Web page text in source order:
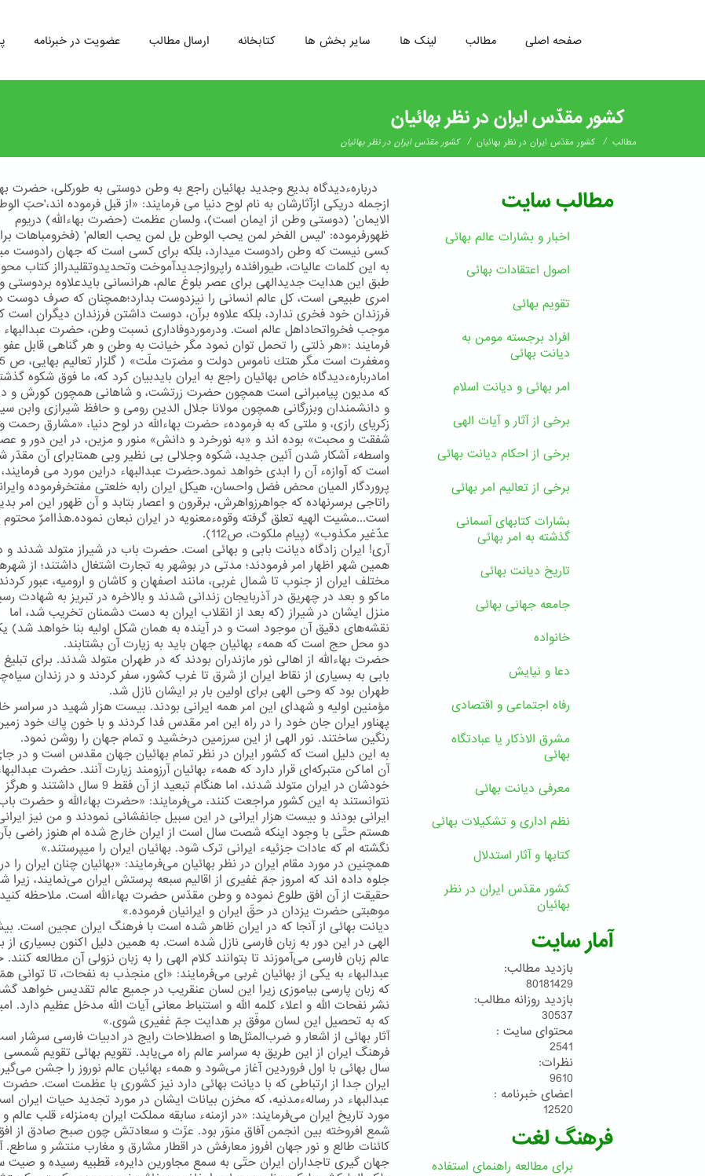
رفتن
عضویت در خبرنامه ارسال مطالب کتابخانه سایر بخش ها لینک ها مطالب صفحه اصلی
کشور مقدّس ایران در نظر بهائیان
مطالب / کشور مقدّس ایران در نظر بهائیان / کشور مقدّس ایران در نظر بهائیان
دربارهءدیدگاه بدیع وجدید بهائیان راجع به وطن دوستی به طوركلی، حضرت
ازجمله دریكی ازآثارشان به نام لوح دنیا می فرمایند: «از قبل فرموده اند،'حبّ
الایمان' (دوستی وطن از ایمان است)، ولسان عظمت (حضرت بهاءالله) دریوم
ظهورفرموده: 'لیس الفخر لمن یحب الوطن بل لمن یحب العالم' (فخرومباهات
کسی نیست که وطن رادوست میدارد، بلکه برای کسی است که جهان رادوست
به این كلمات عالیات، طیورافئده راپروازجدیدآموخت وتحدیدوتقلیدرااز كتاب
طبق این هدایت جدیدالهی برای عصر بلوغ عالم، هرانسانی بایدعلاوه
امری طبیعی است، كل عالم انسانی را نیزدوست بدارد؛همچنان كه صرف دوست
فرزندان خود فخری ندارد، بلكه علاوه برآن، دوست داشتن فرزندان دیگران است
موجب فخرواتحاداهل عالم است. ودرموردوفاداری نسبت وطن، حضرت
فرمایند :«هر ذلتی را تحمل توان نمود مگر خیانت به وطن و هر گناهی قابل عفو
ومغفرت است مگر هتك ناموس دولت و مضرّت ملّت» ( گلزار تعالیم بهایی، ص 45).
امادربارهءدیدگاه خاص بهائیان راجع به ایران بایدبیان كرد كه، ما فوق شكوه
كه مدیون پیامبرانی است همچون حضرت زرتشت، و شاهانی همچون كورش و
و دانشمندان وبزرگانی همچون مولانا جلال الدین رومی و حافظ شیرازی وابن
زكریای رازی، و ملتی كه به فرمودهء حضرت بهاءالله در لوح دنیا، «مشارق رحمت
شفقت و محبت» بوده اند و «به نورخرد و دانش» منور و مزین، در این دور و
واسطهء آشكار شدن آئین جدید، شكوه وجلالی بی نظیر وبی همتابرای آن مقدّر
است كه آوازهء آن را ابدی خواهد نمود.حضرت عبدالبهاء دراین مورد می فرمایند،
پروردگار المیان محض فضل واحسان، هیكل ایران رابه خلعتی مفتخرفرموده
راتاجی برسرنهاده كه جواهرزواهرش، برقرون و اعصار بتابد و آن ظهور این امر
است...مشیت الهیه تعلق گرفته وقوهءمعنویه در ایران نبعان نموده.هذاامرٌ
عدٌغیر مكذوب» (پیام ملكوت، ص112).
آری! ایران زادگاه دیانت بابی و بهائی است. حضرت باب در شیراز متولد شدند و
همین شهر اظهار امر فرمودند؛ مدتی در بوشهر به تجارت اشتغال داشتند؛ از
مختلف ایران از جنوب تا شمال غربی، مانند اصفهان و كاشان و ارومیه، عبور
ماكو و بعد در چهریق در آذربایجان زندانی شدند و بالاخره در تبریز به شهادت
منزل ایشان در شیراز (كه بعد از انقلاب ایران به دست دشمنان تخریب شد، اما
نقشه‌های دقیق آن موجود است و در آینده به همان شكل اولیه بنا خواهد شد)
دو محل حج است كه همهء بهائیان جهان باید به زیارت آن بشتابند.
حضرت بهاءالله از اهالی نور مازندران بودند كه در طهران متولد شدند. برای
بابی به بسیاری از نقاط ایران از شرق تا غرب كشور، سفر كردند و در زندان
طهران بود كه وحی الهی برای اولین بار بر ایشان نازل شد.
مؤمنین اولیه و شهدای این امر همه ایرانی بودند. بیست هزار شهید در سراسر
پهناور ایران جان خود را در راه این امر مقدس فدا كردند و با خون پاك خود
رنگین ساختند. نور الهی از این سرزمین درخشید و تمام جهان را روشن نمود.
به این دلیل است كه كشور ایران در نظر تمام بهائیان جهان مقدس است و در
آن اماكن متبركه‌ای قرار دارد كه همهء بهائیان آرزومند زیارت آنند. حضرت
خودشان در ایران متولد شدند، اما هنگام تبعید از آن فقط 9 سال داشتند و هرگز
نتوانستند به این كشور مراجعت كنند، می‌فرمایند: «حضرت بهاءالله و حضرت
ایرانی بودند و بیست هزار ایرانی در این سبیل جانفشانی نمودند و من نیز
هستم حتّی با وجود اینکه شصت سال است از ایران خارج شده ام هنوز راضی
نگشته ام که عادات جزئیهء ایرانی ترک شود. بهائیان ایران را میپرستند.»
همچنین در مورد مقام ایران در نظر بهائیان می‌فرمایند: «بهائیان چنان ایران را
جلوه داده اند که امروز جمّ غفیری از اقالیم سبعه پرستش ایران می‌نمایند،
حقیقت از آن افق طلوع نموده و وطن مقدّس حضرت بهاءالله است. ملاحظه
موهبتی حضرت یزدان در حقّ ایران و ایرانیان فرموده.»
دیانت بهائی از آنجا كه در ایران ظاهر شده است با فرهنگ ایران عجین است.
الهی در این دور به زبان فارسی نازل شده است. به همین دلیل اكنون بسیاری از
عالم زبان فارسی می‌آموزند تا بتوانند كلام الهی را به زبان نزولی آن مطالعه
عبدالبهاء به یكی از بهائیان غربی می‌فرمایند: «ای منجذب به نفحات، تا توانی
که زبان پارسی بیاموزی زیرا این لسان عنقریب در جمیع عالم تقدیس خواهد
نشر نفحات الله و اعلاء کلمه الله و استنباط معانی آیات الله مدخل عظیم دارد.
که به تحصیل این لسان موفّق بر هدایت جمّ غفیری شوی.»
آثار بهائی از اشعار و ضرب‌المثل‌ها و اصطلاحات رایج در ادبیات فارسی سرشار
فرهنگ ایران از این طریق به سراسر عالم راه می‌یابد. تقویم بهائی تقویم
سال بهائی با اول فروردین آغاز می‌شود و همهء بهائیان عالم نوروز را جشن
ایران جدا از ارتباطی كه با دیانت بهائی دارد نیز كشوری با عظمت است. حضرت
عبدالبهاء در رسالهءمدنیه، كه مخزن بیانات ایشان در مورد تجدید حیات ایران
مورد تاریخ ایران می‌فرمایند: «در ازمنهء سابقه مملکت ایران به‌منزلهء قلب عالم
شمع افروخته بین انجمن آفاق منوّر بود. عزّت و سعادتش چون صبح صادق از
کائنات طالع و نور جهان افروز معارفش در اقطار مشارق و مغارب منتشر و ساطع.
جهان گیری تاجداران ایران حتّی به سمع مجاورین دایرهء قطبیه رسیده و
مطالب سایت
اخبار و بشارات عالم بهائى
اصول اعتقادات بهائی
تقویم بهائی
افراد برجسته مومن به
دیانت بهائی
امر بهائی و دیانت اسلام
برخی از آثار و آیات الهی
برخی از احکام دیانت بهائی
برخی از تعالیم امر بهائی
بشارات کتابهای آسمانی
گذشته به امر بهائی
تاریخ دیانت بهائی
جامعه جهانی بهائی
خانواده
دعا و نیایش
رفاه اجتماعی و اقتصادی
مشرق الاذکار یا عبادتگاه
بهائی
معرفی دیانت بهائی
نظم اداری و تشکیلات بهائی
کتابها و آثار استدلال
کشور مقدّس ایران در نظر
بهائیان
آمار سایت
بازدید مطالب:
80181429
بازدید روزانه مطالب:
30537
محتوای سایت :
2541
نظرات:
9610
اعضای خبرنامه :
12520
فرهنگ لغت
برای مطالعه راهنمای استفاده